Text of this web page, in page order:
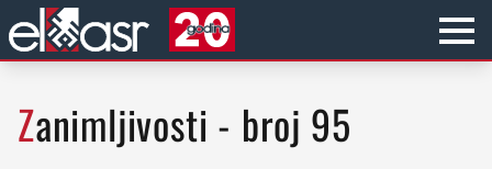
Zanimljivosti - broj 95